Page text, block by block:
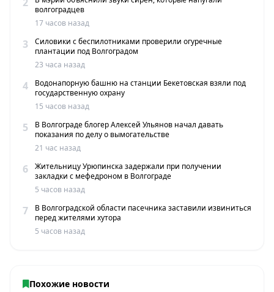
волгоградцев
17 часов назад
3
Силовики с беспилотниками проверили огуречные
плантации под Волгоградом
23 часа назад
4
Водонапорную башню на станции Бекетовская взяли под
государственную охрану
15 часов назад
5
В Волгограде блогер Алексей Ульянов начал давать
показания по делу о вымогательстве
21 час назад
6
Жительницу Урюпинска задержали при получении
закладки с мефедроном в Волгограде
5 часов назад
7
В Волгоградской области пасечника заставили извиниться
перед жителями хутора
5 часов назад
Похожие новости